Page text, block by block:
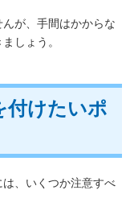
が、手間はかからな
しょう。
付けたいポ
、いくつか注意すべ